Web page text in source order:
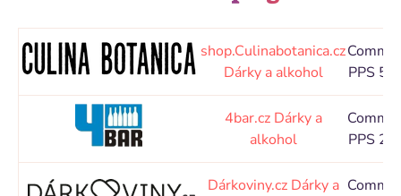
shop.Culinabotanica.cz
Dárky a alkohol
PPS
4bar.cz Dárky a
alkohol
PPS
Dárkoviny.cz Dárky a